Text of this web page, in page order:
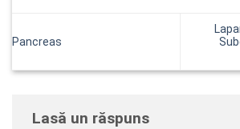
Pancreas
Lasă un răspuns